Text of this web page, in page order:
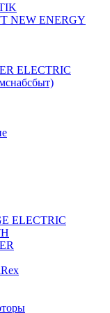
NEW ENERGY
ELECTRIC
ELECTRIC